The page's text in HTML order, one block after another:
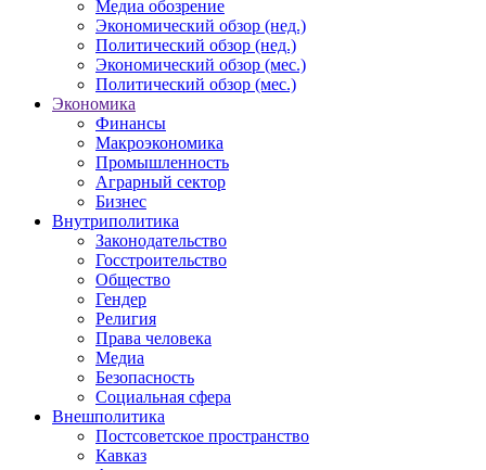
Медиа обозрение
Экономический обзор (нед.)
Политический обзор (нед.)
Экономический обзор (мес.)
Политический обзор (мес.)
Экономика
Финансы
Макроэкономика
Промышленность
Аграрный сектор
Бизнес
Внутриполитика
Законодательство
Госстроительство
Общество
Гендер
Религия
Права человека
Медиа
Безопасность
Социальная сфера
Внешполитика
Постсоветское пространство
Кавказ